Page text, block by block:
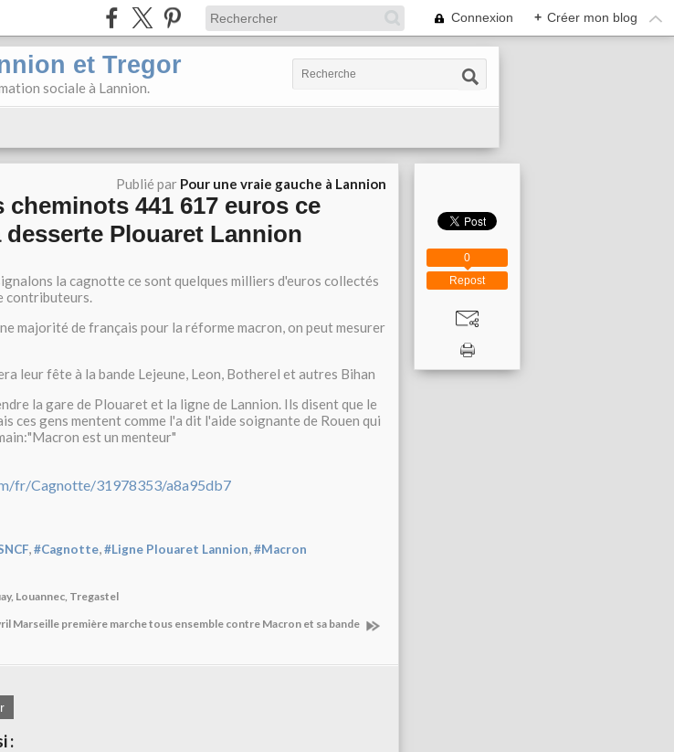
Connexion + Créer mon blog
et Tregor
sociale à Lannion.
Publié par Pour une vraie gauche à Lannion
cheminots 441 617 euros ce
desserte Plouaret Lannion
la cagnotte ce sont quelques milliers d'euros collectés
contributeurs.
majorité de français pour la réforme macron, on peut mesurer
leur fête à la bande Lejeune, Leon, Botherel et autres Bihan
la gare de Plouaret et la ligne de Lannion. Ils disent que le
ces gens mentent comme l'a dit l'aide soignante de Rouen qui
est un menteur"
fr/Cagnotte/31978353/a8a95db7
,#Cagnotte,#Ligne Plouaret Lannion,#Macron
Louannec, Tregastel
Marseille première marche tous ensemble contre Macron et sa bande
:
Repost
0